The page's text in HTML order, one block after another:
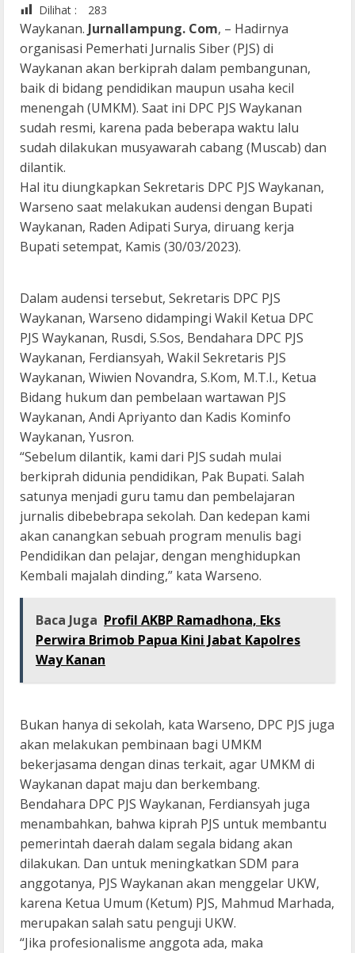
Dilihat :
283
Waykanan. Jurnallampung. Com, – Hadirnya
organisasi Pemerhati Jurnalis Siber (PJS) di
Waykanan akan berkiprah dalam pembangunan,
baik di bidang pendidikan maupun usaha kecil
menengah (UMKM). Saat ini DPC PJS Waykanan
sudah resmi, karena pada beberapa waktu lalu
sudah dilakukan musyawarah cabang (Muscab) dan
dilantik.
Hal itu diungkapkan Sekretaris DPC PJS Waykanan,
Warseno saat melakukan audensi dengan Bupati
Waykanan, Raden Adipati Surya, diruang kerja
Bupati setempat, Kamis (30/03/2023).
Dalam audensi tersebut, Sekretaris DPC PJS
Waykanan, Warseno didampingi Wakil Ketua DPC
PJS Waykanan, Rusdi, S.Sos, Bendahara DPC PJS
Waykanan, Ferdiansyah, Wakil Sekretaris PJS
Waykanan, Wiwien Novandra, S.Kom, M.T.I., Ketua
Bidang hukum dan pembelaan wartawan PJS
Waykanan, Andi Apriyanto dan Kadis Kominfo
Waykanan, Yusron.
“Sebelum dilantik, kami dari PJS sudah mulai
berkiprah didunia pendidikan, Pak Bupati. Salah
satunya menjadi guru tamu dan pembelajaran
jurnalis dibebebrapa sekolah. Dan kedepan kami
akan canangkan sebuah program menulis bagi
Pendidikan dan pelajar, dengan menghidupkan
Kembali majalah dinding,” kata Warseno.
Baca Juga Profil AKBP Ramadhona, Eks
Perwira Brimob Papua Kini Jabat Kapolres
Way Kanan
Bukan hanya di sekolah, kata Warseno, DPC PJS juga
akan melakukan pembinaan bagi UMKM
bekerjasama dengan dinas terkait, agar UMKM di
Waykanan dapat maju dan berkembang.
Bendahara DPC PJS Waykanan, Ferdiansyah juga
menambahkan, bahwa kiprah PJS untuk membantu
pemerintah daerah dalam segala bidang akan
dilakukan. Dan untuk meningkatkan SDM para
anggotanya, PJS Waykanan akan menggelar UKW,
karena Ketua Umum (Ketum) PJS, Mahmud Marhada,
merupakan salah satu penguji UKW.
“Jika profesionalisme anggota ada, maka